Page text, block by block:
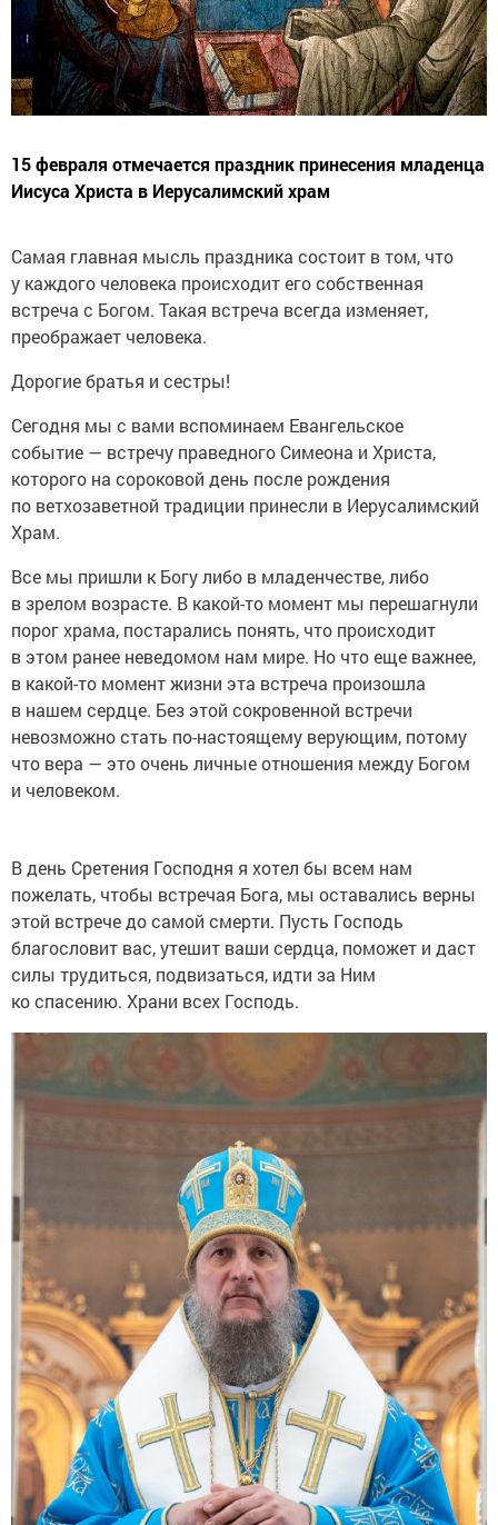
15 февраля отмечается праздник принесения младенца
Иисуса Христа в Иерусалимский храм
Самая главная мысль праздника состоит в том, что
у каждого человека происходит его собственная
встреча с Богом. Такая встреча всегда изменяет,
преображает человека.
Дорогие братья и сестры!
Сегодня мы с вами вспоминаем Евангельское
событие — встречу праведного Симеона и Христа,
которого на сороковой день после рождения
по ветхозаветной традиции принесли в Иерусалимский
Храм.
Все мы пришли к Богу либо в младенчестве, либо
в зрелом возрасте. В какой-то момент мы перешагнули
порог храма, постарались понять, что происходит
в этом ранее неведомом нам мире. Но что еще важнее,
в какой-то момент жизни эта встреча произошла
в нашем сердце. Без этой сокровенной встречи
невозможно стать по-настоящему верующим, потому
что вера — это очень личные отношения между Богом
и человеком.
В день Сретения Господня я хотел бы всем нам
пожелать, чтобы встречая Бога, мы оставались верны
этой встрече до самой смерти. Пусть Господь
благословит вас, утешит ваши сердца, поможет и даст
силы трудиться, подвизаться, идти за Ним
ко спасению. Храни всех Господь.